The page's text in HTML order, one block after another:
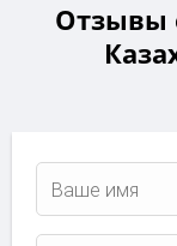
Отзывы